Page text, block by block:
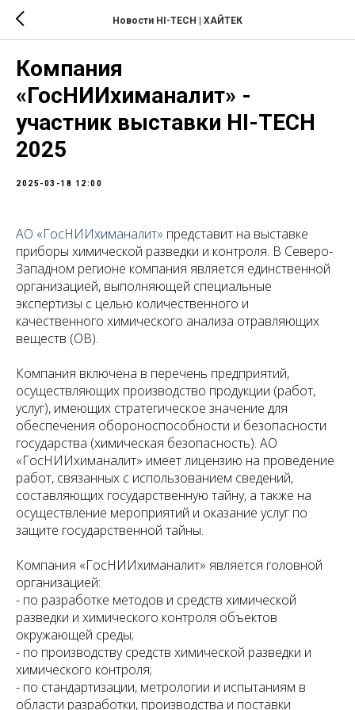
Новости HI-TECH | ХАЙТЕК
Компания
«ГосНИИхиманалит» -
участник выставки HI-TECH
2025
2025-03-18 12:00
АО «ГосНИИхиманалит» представит на выставке
приборы химической разведки и контроля. В Северо-
Западном регионе компания является единственной
организацией, выполняющей специальные
экспертизы с целью количественного и
качественного химического анализа отравляющих
веществ (ОВ).
Компания включена в перечень предприятий,
осуществляющих производство продукции (работ,
услуг), имеющих стратегическое значение для
обеспечения обороноспособности и безопасности
государства (химическая безопасность). АО
«ГосНИИхиманалит» имеет лицензию на проведение
работ, связанных с использованием сведений,
составляющих государственную тайну, а также на
осуществление мероприятий и оказание услуг по
защите государственной тайны.
Компания «ГосНИИхиманалит» является головной
организацией:
- по разработке методов и средств химической
разведки и химического контроля объектов
окружающей среды;
- по производству средств химической разведки и
химического контроля;
- по стандартизации, метрологии и испытаниям в
области разработки, производства и поставки